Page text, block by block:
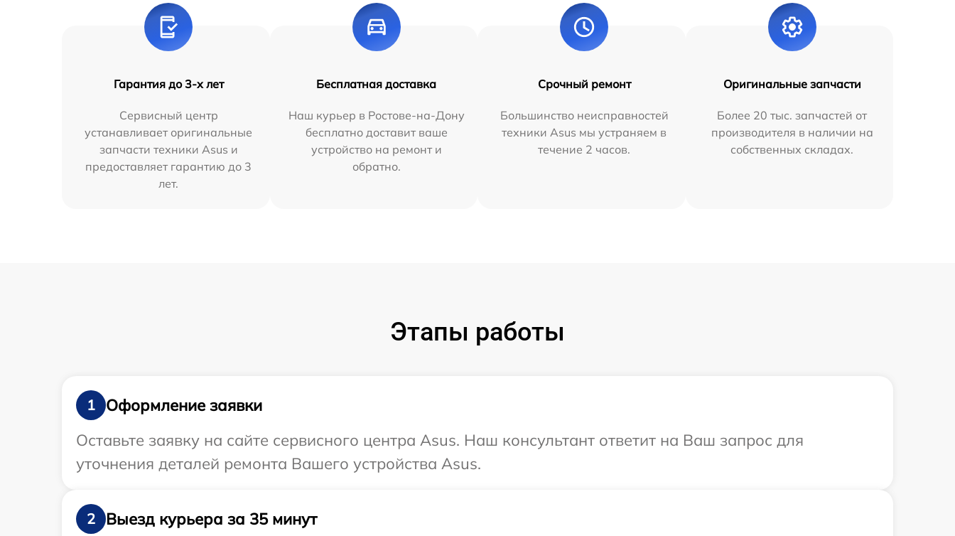
Гарантия до 3-х лет
Сервисный центр
устанавливает оригинальные
запчасти техники Asus и
предоставляет гарантию до 3
лет.
Бесплатная доставка
Наш курьер в Ростове-на-Дону
бесплатно доставит ваше
устройство на ремонт и
обратно.
Срочный ремонт
Большинство неисправностей
техники Asus мы устраняем в
течение 2 часов.
Оригинальные запчасти
Более 20 тыс. запчастей от
производителя в наличии на
собственных складах.
Этапы работы
1
Оформление заявки
Оставьте заявку на сайте сервисного центра Asus. Наш консультант ответит на Ваш запрос для
уточнения деталей ремонта Вашего устройства Asus.
2
Выезд курьера за 35 минут